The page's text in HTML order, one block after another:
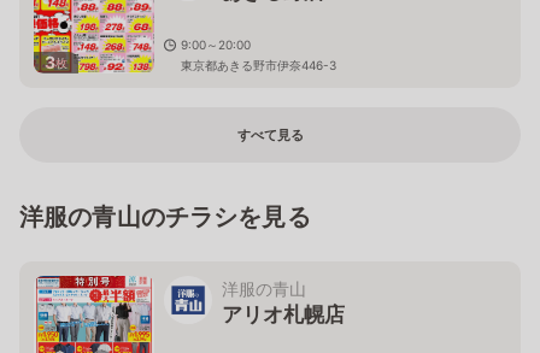
3枚
9:00～20:00
東京都あきる野市伊奈446-3
すべて見る
洋服の青山のチラシを見る
洋服の青山
アリオ札幌店